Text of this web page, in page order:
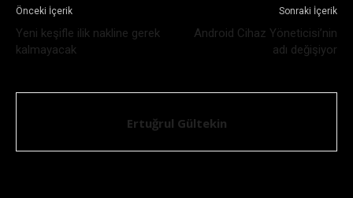
Önceki İçerik
Yeni keşifle ilik nakline gerek
kalmayacak
Sonraki İçerik
Android Cihaz Yöneticisi’nin
adı değişiyor
Ertuğrul Gültekin